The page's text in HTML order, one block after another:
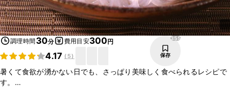
調理時間 30分 費用目安300円
4.17 ( 5)
355
保存
暑くて食欲が湧かない日でも、さっぱり美味しく食べられるレシピで
す。